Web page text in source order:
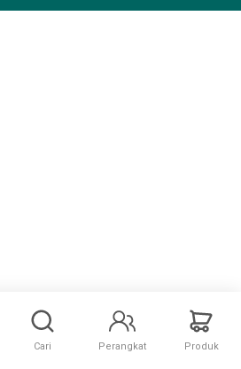
Cari Perangkat Produk